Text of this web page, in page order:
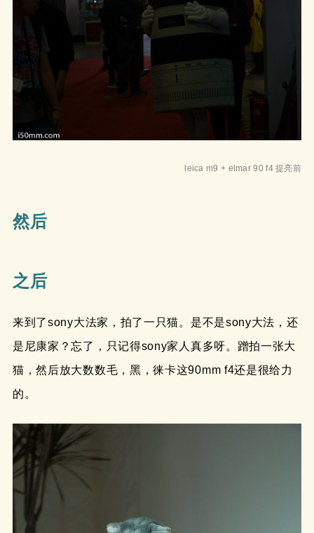
leica m9 + elmar 90 f4 提亮前
然后
之后
来到了sony大法家，拍了一只猫。是不是sony大法，还
是尼康家？忘了，只记得sony家人真多呀。蹭拍一张大
猫，然后放大数数毛，黑，徕卡这90mm f4还是很给力
的。